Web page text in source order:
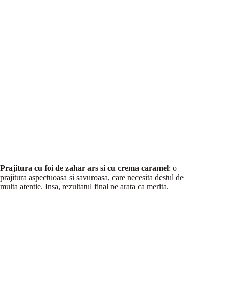
Prajitura cu foi de zahar ars si cu crema caramel: o
prajitura aspectuoasa si savuroasa, care necesita destul de
multa atentie. Insa, rezultatul final ne arata ca merita.